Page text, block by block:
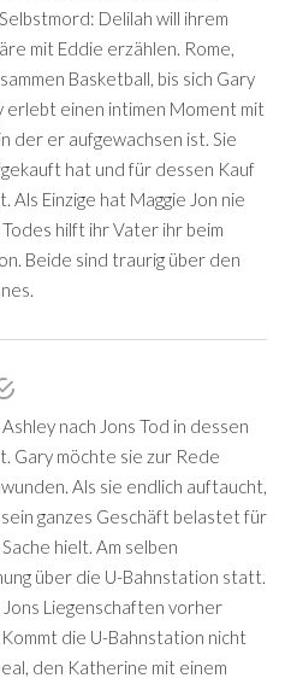
Delilah will ihrem
mit Eddie erzählen. Rome,
Basketball, bis sich Gary
erlebt einen intimen Moment mit
der er aufgewachsen ist. Sie
hat und für dessen Kauf
Als Einzige hat Maggie Jon nie
hilft ihr Vater ihr beim
Beide sind traurig über den
nach Jons Tod in dessen
Gary möchte sie zur Rede
Als sie endlich auftaucht,
ganzes Geschäft belastet für
hielt. Am selben
über die U-Bahnstation statt.
Jons Liegenschaften vorher
die U-Bahnstation nicht
den Katherine mit einem